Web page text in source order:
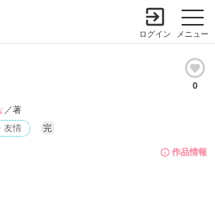
メニュー
ログイン
0
作品情報
友情 完
／著